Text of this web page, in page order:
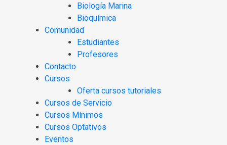
Biología Marina
Bioquímica
Comunidad
Estudiantes
Profesores
Contacto
Cursos
Oferta cursos tutoriales
Cursos de Servicio
Cursos Mínimos
Cursos Optativos
Eventos